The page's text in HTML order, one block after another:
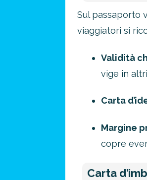
Sul passaporto
viaggiatori si
Validità
vige in
Carta
Margine
copre
Carta